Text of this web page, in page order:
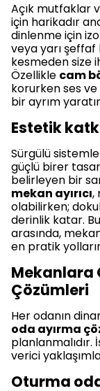
Açık mutfaklar
için harikadır
dinlenme için
veya yarı şeffaf
kesmeden size
Özellikle cam
korurken ses
bir ayrım
Estetik
Sürgülü
güçlü birer
belirleyen bir
mekan ayırıcı,
olabilirken;
derinlik katar.
arasında,
en pratik
Mekanlara
Çözümleri
Her odanın
oda ayırma
planlanmalıdır.
verici
Oturma